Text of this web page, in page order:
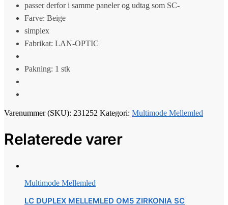
passer derfor i samme paneler og udtag som SC-
Farve: Beige
simplex
Fabrikat: LAN-OPTIC
Pakning: 1 stk
Varenummer (SKU): 231252 Kategori: Multimode Mellemled
Relaterede varer
Multimode Mellemled
LC DUPLEX MELLEMLED OM5 ZIRKONIA SC